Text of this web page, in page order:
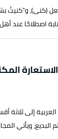
(كنى)،
اصطلاحًا عند
إلى ثلاثة
البديع، ويأتي